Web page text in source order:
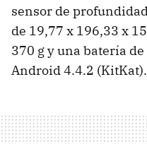
sensor de
de 19,77 x 196,33 x
370 g y una batería
Android 4.4.2 (KitKat).